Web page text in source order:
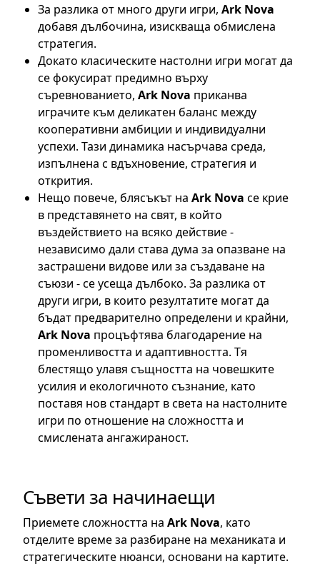
За разлика от много други игри, Ark Nova
добавя дълбочина, изискваща обмислена
стратегия.
Докато класическите настолни игри могат да
се фокусират предимно върху
съревнованието, Ark Nova приканва
играчите към деликатен баланс между
кооперативни амбиции и индивидуални
успехи. Тази динамика насърчава среда,
изпълнена с вдъхновение, стратегия и
открития.
Нещо повече, блясъкът на Ark Nova се крие
в представянето на свят, в който
въздействието на всяко действие -
независимо дали става дума за опазване на
застрашени видове или за създаване на
съюзи - се усеща дълбоко. За разлика от
други игри, в които резултатите могат да
бъдат предварително определени и крайни,
Ark Nova процъфтява благодарение на
променливостта и адаптивността. Тя
блестящо улавя същността на човешките
усилия и екологичното съзнание, като
поставя нов стандарт в света на настолните
игри по отношение на сложността и
смислената ангажираност.
Съвети за начинаещи
Приемете сложността на Ark Nova, като
отделите време за разбиране на механиката и
стратегическите нюанси, основани на картите.